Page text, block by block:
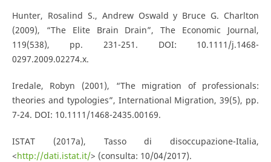
Hunter, Rosalind S., Andrew Oswald y Bruce G. Charlton
(2009), “The Elite Brain Drain”, The Economic Journal,
119(538), pp. 231-251. DOI: 10.1111/j.1468-
0297.2009.02274.x.
Iredale, Robyn (2001), “The migration of professionals:
theories and typologies”, International Migration, 39(5), pp.
7-24. DOI: 10.1111/1468-2435.00169.
ISTAT (2017a), Tasso di disoccupazione-Italia,
<http://dati.istat.it/> (consulta: 10/04/2017).